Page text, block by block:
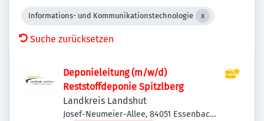
Informations- und Kommunikationstechnologie
Suche zurücksetzen
Deponieleitung (m/w/d)
Reststoffdeponie Spitzlberg
Landkreis Landshut
Josef-Neumeier-Allee, 84051 Essenbach,